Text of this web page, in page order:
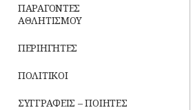
ΤΗΛΕΠΙΚΟΙΝΩΝΙΕΣ
ΤΟΠΟΓΡΑΦΙΑ
ΤΟΠΩΝΥΜΙΑ
ΤΡΟΧΑΙΑ-
ΠΑΡΑΓΟΝΤΕΣ
ΑΘΛΗΤΙΣΜΟΥ
ΠΕΡΙΗΓΗΤΕΣ
ΠΟΛΙΤΙΚΟΙ
ΣΥΓΓΡΑΦΕΙΣ – ΠΟΙΗΤΕΣ